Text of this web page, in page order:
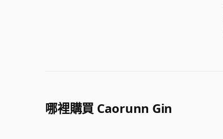
哪裡購買 Caorunn Gin